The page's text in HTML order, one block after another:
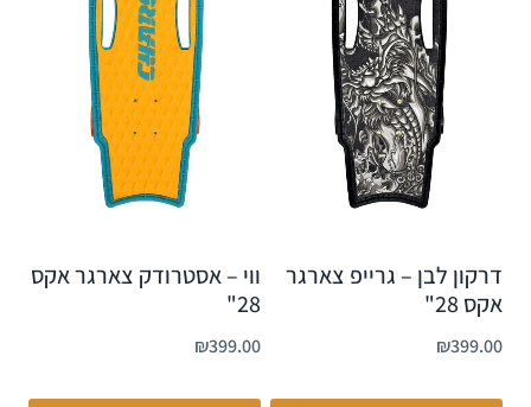
דרקון לבן – גרייפ צארגר
אקס 28"
₪399.00
ווי – אסטרודק צארגר אקס
28"
₪399.00